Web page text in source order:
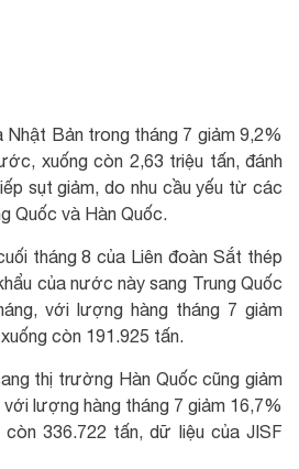
Nhật Bản trong tháng 7 giảm 9,2%
xuống còn 2,63 triệu tấn, đánh
sụt giảm, do nhu cầu yếu từ các
Quốc và Hàn Quốc.
tháng 8 của Liên đoàn Sắt thép
của nước này sang Trung Quốc
với lượng hàng tháng 7 giảm
còn 191.925 tấn.
thị trường Hàn Quốc cũng giảm
lượng hàng tháng 7 giảm 16,7%
336.722 tấn, dữ liệu của JISF